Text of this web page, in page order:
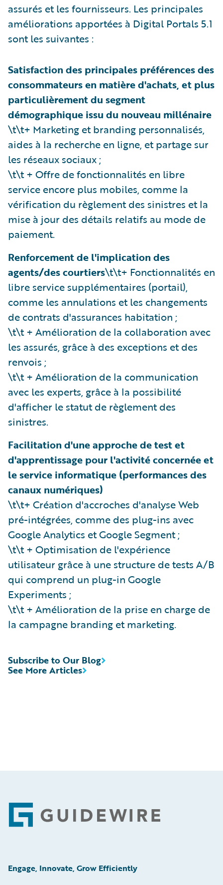
assurés et les fournisseurs. Les principales
améliorations apportées à Digital Portals 5.1
sont les suivantes :
Satisfaction des principales préférences des
consommateurs en matière d'achats, et plus
particulièrement du segment
démographique issu du nouveau millénaire
\t\t+ Marketing et branding personnalisés,
aides à la recherche en ligne, et partage sur
les réseaux sociaux ;
\t\t + Offre de fonctionnalités en libre
service encore plus mobiles, comme la
vérification du règlement des sinistres et la
mise à jour des détails relatifs au mode de
paiement.
Renforcement de l'implication des
agents/des courtiers\t\t+ Fonctionnalités en
libre service supplémentaires (portail),
comme les annulations et les changements
de contrats d'assurances habitation ;
\t\t + Amélioration de la collaboration avec
les assurés, grâce à des exceptions et des
renvois ;
\t\t + Amélioration de la communication
avec les experts, grâce à la possibilité
d'afficher le statut de règlement des
sinistres.
Facilitation d'une approche de test et
d'apprentissage pour l'activité concernée et
le service informatique (performances des
canaux numériques)
\t\t+ Création d'accroches d'analyse Web
pré-intégrées, comme des plug-ins avec
Google Analytics et Google Segment ;
\t\t + Optimisation de l'expérience
utilisateur grâce à une structure de tests A/B
qui comprend un plug-in Google
Experiments ;
\t\t + Amélioration de la prise en charge de
la campagne branding et marketing.
See More Articles
Subscribe to Our Blog
Footer
Engage, Innovate, Grow Efficiently